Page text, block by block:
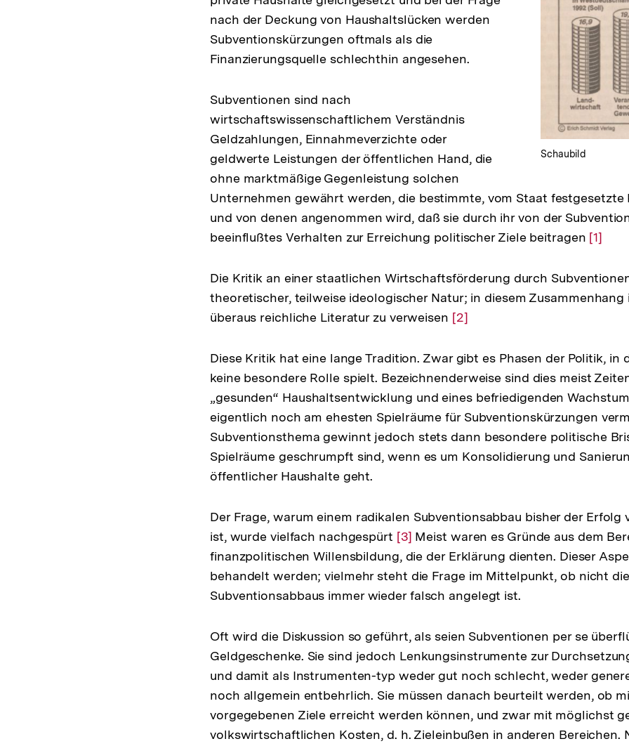
Schaubild
nach der Deckung von Haushaltslücken werden
Subventionskürzungen oftmals als die
Finanzierungsquelle schlechthin angesehen.
Subventionen sind nach
wirtschaftswissenschaftlichem Verständnis
Geldzahlungen, Einnahmeverzichte oder
geldwerte Leistungen der öffentlichen Hand, die
ohne marktmäßige Gegenleistung solchen
Unternehmen gewährt werden, die bestimmte, vom Staat festgesetzte
und von denen angenommen wird, daß sie durch ihr von der
beeinflußtes Verhalten zur Erreichung politischer Ziele beitragen Zur
der
[1]
Die Kritik an einer staatlichen Wirtschaftsförderung durch
theoretischer, teilweise ideologischer Natur; in diesem Zusammenhang
überaus reichliche Literatur zu verweisen Zur
der
Fußnote
[2]
Diese Kritik hat eine lange Tradition. Zwar gibt es Phasen der Politik, in
keine besondere Rolle spielt. Bezeichnenderweise sind dies meist
„gesunden“ Haushaltsentwicklung und eines befriedigenden
eigentlich noch am ehesten Spielräume für Subventionskürzungen
Subventionsthema gewinnt jedoch stets dann besondere politische
Spielräume geschrumpft sind, wenn es um Konsolidierung und
öffentlicher Haushalte geht.
Der Frage, warum einem radikalen Subventionsabbau bisher der Erfolg
ist, wurde vielfach nachgespürt Zur
Auflösung
der
Fußnote
[3] Meist waren es Gründe aus dem
finanzpolitischen Willensbildung, die der Erklärung dienten. Dieser
behandelt werden; vielmehr steht die Frage im Mittelpunkt, ob nicht
Subventionsabbaus immer wieder falsch angelegt ist.
Oft wird die Diskussion so geführt, als seien Subventionen per se
Geldgeschenke. Sie sind jedoch Lenkungsinstrumente zur
und damit als Instrumenten-typ weder gut noch schlecht, weder
noch allgemein entbehrlich. Sie müssen danach beurteilt werden, ob
vorgegebenen Ziele erreicht werden können, und zwar mit möglichst
volkswirtschaftlichen Kosten, d. h. Zieleinbußen in anderen Bereichen.